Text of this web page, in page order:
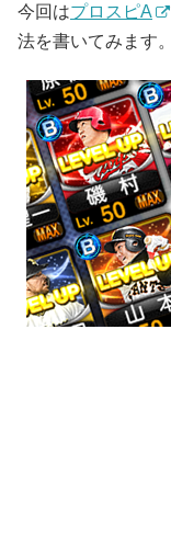
今回はプロスピA
法を書いてみます。